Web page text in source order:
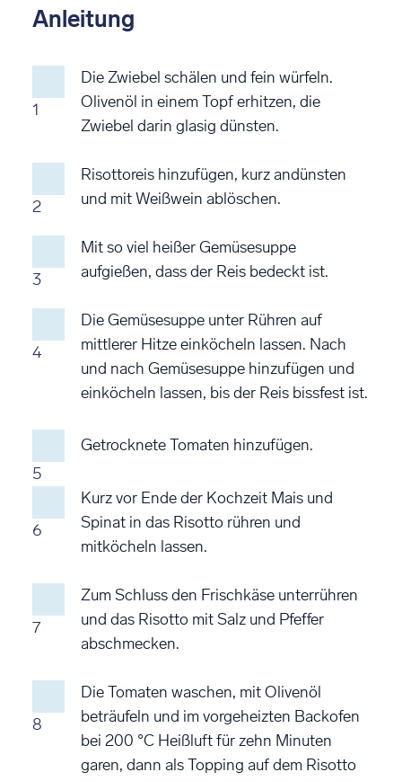
Anleitung
1
Die Zwiebel schälen und fein würfeln.
Olivenöl in einem Topf erhitzen, die
Zwiebel darin glasig dünsten.
2
Risottoreis hinzufügen, kurz andünsten
und mit Weißwein ablöschen.
3
Mit so viel heißer Gemüsesuppe
aufgießen, dass der Reis bedeckt ist.
4
Die Gemüsesuppe unter Rühren auf
mittlerer Hitze einköcheln lassen. Nach
und nach Gemüsesuppe hinzufügen und
einköcheln lassen, bis der Reis bissfest ist.
5
Getrocknete Tomaten hinzufügen.
6
Kurz vor Ende der Kochzeit Mais und
Spinat in das Risotto rühren und
mitköcheln lassen.
7
Zum Schluss den Frischkäse unterrühren
und das Risotto mit Salz und Pfeffer
abschmecken.
8
Die Tomaten waschen, mit Olivenöl
beträufeln und im vorgeheizten Backofen
bei 200 °C Heißluft für zehn Minuten
garen, dann als Topping auf dem Risotto